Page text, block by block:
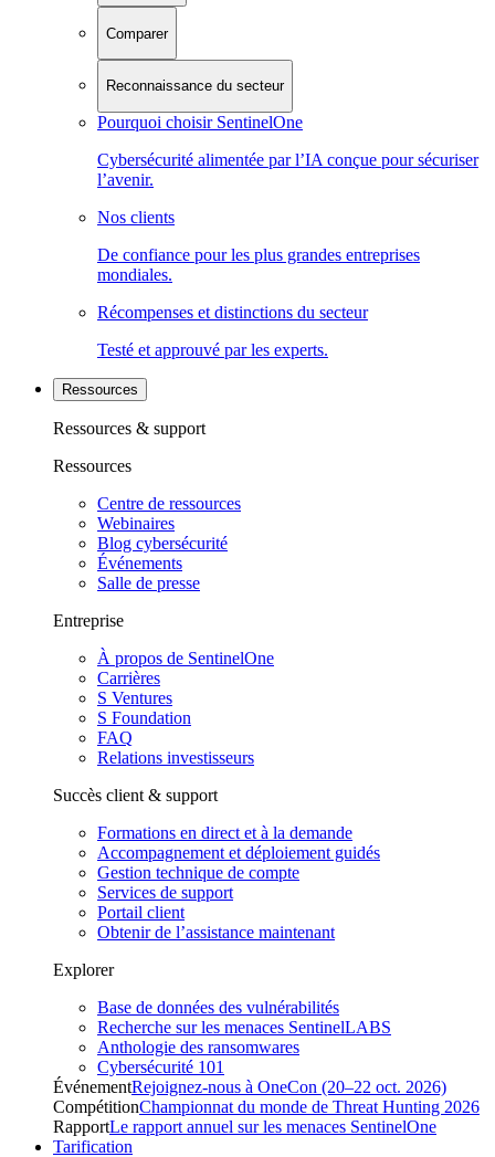
Comparer
Reconnaissance du secteur
Pourquoi choisir SentinelOne
Cybersécurité alimentée par l’IA conçue pour sécuriser
l’avenir.
Nos clients
De confiance pour les plus grandes entreprises
mondiales.
Récompenses et distinctions du secteur
Testé et approuvé par les experts.
Ressources
Ressources & support
Ressources
Centre de ressources
Webinaires
Blog cybersécurité
Événements
Salle de presse
Entreprise
À propos de SentinelOne
Carrières
S Ventures
S Foundation
FAQ
Relations investisseurs
Succès client & support
Formations en direct et à la demande
Accompagnement et déploiement guidés
Gestion technique de compte
Services de support
Portail client
Obtenir de l’assistance maintenant
Explorer
Base de données des vulnérabilités
Recherche sur les menaces SentinelLABS
Anthologie des ransomwares
Cybersécurité 101
ÉvénementRejoignez-nous à OneCon (20–22 oct. 2026)
CompétitionChampionnat du monde de Threat Hunting 2026
RapportLe rapport annuel sur les menaces SentinelOne
Tarification